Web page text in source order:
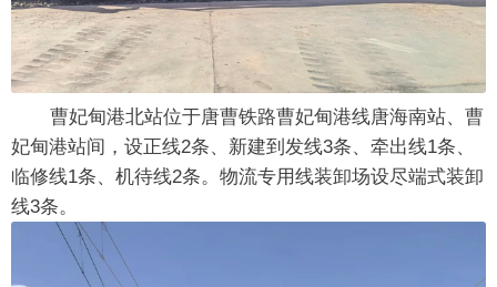
曹妃甸港北站位于唐曹铁路曹妃甸港线唐海南站、曹
妃甸港站间，设正线2条、新建到发线3条、牵出线1条、
临修线1条、机待线2条。物流专用线装卸场设尽端式装卸
线3条。